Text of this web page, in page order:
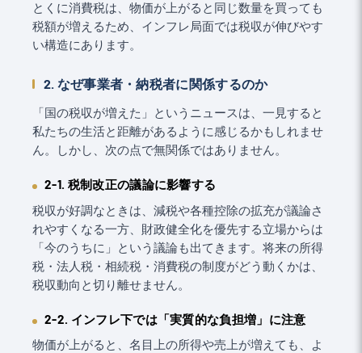
とくに消費税は、物価が上がると同じ数量を買っても
税額が増えるため、インフレ局面では税収が伸びやす
い構造にあります。
2. なぜ事業者・納税者に関係するのか
「国の税収が増えた」というニュースは、一見すると
私たちの生活と距離があるように感じるかもしれませ
ん。しかし、次の点で無関係ではありません。
2-1. 税制改正の議論に影響する
税収が好調なときは、減税や各種控除の拡充が議論さ
れやすくなる一方、財政健全化を優先する立場からは
「今のうちに」という議論も出てきます。将来の所得
税・法人税・相続税・消費税の制度がどう動くかは、
税収動向と切り離せません。
2-2. インフレ下では「実質的な負担増」に注意
物価が上がると、名目上の所得や売上が増えても、よ